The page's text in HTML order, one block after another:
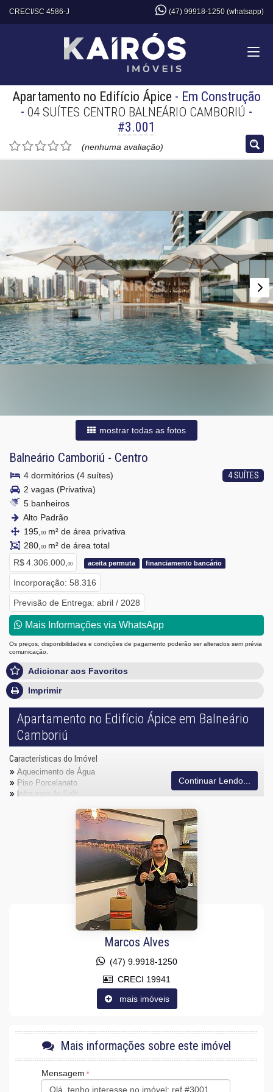
CRECI/SC 4586-J (47) 99918-1250 (whatsapp)
Apartamento no Edifício Ápice - Em Construção
- 04 SUÍTES CENTRO BALNEÁRIO CAMBORIÚ -
#3.001
(nenhuma avaliação)
mostrar todas as fotos
Balneário Camboriú - Centro
4 SUÍTES
4 dormitórios (4 suítes)
2 vagas (Privativa)
5 banheiros
Alto Padrão
195, 00m² de área privativa
280, 00m² de área total
R$ 4.306.000, 00 aceita permuta financiamento bancário
Incorporação: 58.316
Previsão de Entrega: abril / 2028
Mais Informações via WhatsApp
Os preços, disponibilidades e condições de pagamento poderão ser alterados sem prévia
comunicação.
Adicionar aos Favoritos
Imprimir
Apartamento no Edifício Ápice em Balneário
Camboriú
Características do Imóvel
Aquecimento de Água
Piso Porcelanato
Infra para Ar Split
Fechadura Eletrônica
Sacada com Churrasqueira
Sala para 2 Ambientes
Características do Empreendimento
Medidores Individuais
Captação de Água
Portão Eletrônico
Brinquedoteca
Quiosque Externo
Continuar Lendo...
Marcos Alves
(47) 9.9918-1250
CRECI 19941
mais imóveis
Mais informações sobre este imóvel
Mensagem